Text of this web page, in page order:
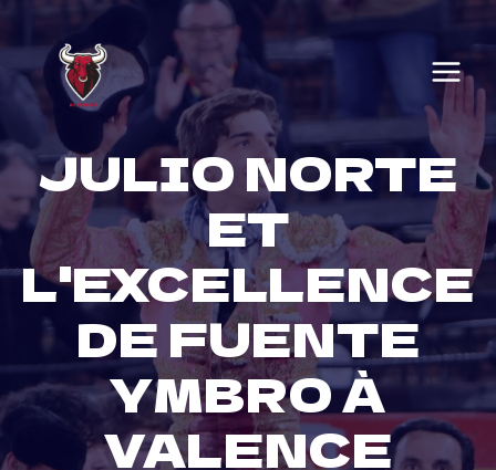
to
content
JULIO NORTE
ET
L'EXCELLENCE
DE FUENTE
YMBRO À
VALENCE